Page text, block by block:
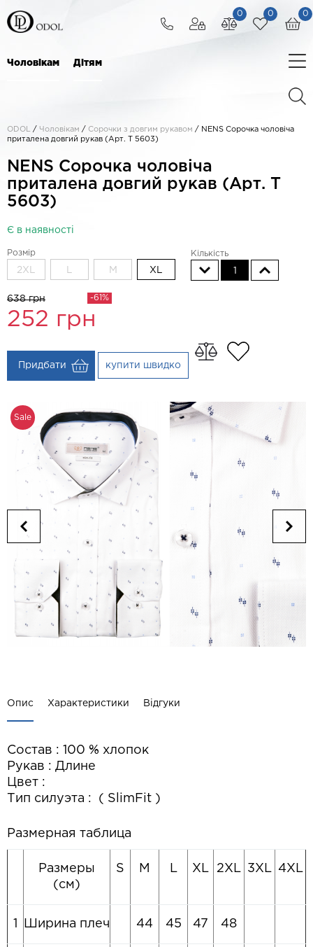
0
0
0
Чоловікам Дітям
ODOL / Чоловікам / Сорочки з довгим рукавом / NENS Сорочка чоловіча
приталена довгий рукав (Арт. T 5603)
NENS Сорочка чоловіча
приталена довгий рукав (Арт. T
5603)
Є в наявності
Розмір
2XL M XL
Кількість
638 грн
252 грн
-61%
Придбати купити швидко
Sale
Опис Характеристики Відгуки
Состав : 100 % хлопок
Рукав : Длине
Цвет :
Тип силуэта : ( SlimFit )
Размерная таблица
Размеры
(см)
S M L XL 2XL 3XL 4XL
Ширина плеч 44 45 47 48